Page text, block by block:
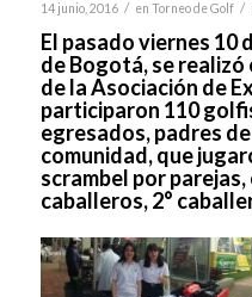
14 junio, 2016 / en Torneo de Golf /
El pasado viernes 10
de Bogotá, se
de la Asociación de
participaron 110
egresados, padres
comunidad, que
scrambel por
caballeros, 2°